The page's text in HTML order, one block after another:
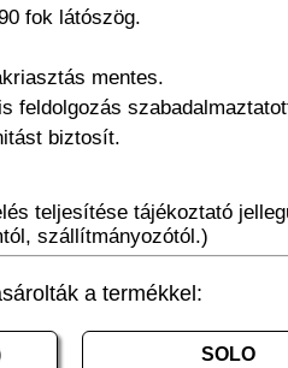
fok látószög.
mentes.
feldolgozás
biztosít.
teljesítése tájékoztató
szállítmányozótól.)
a termékkel:
SOLO